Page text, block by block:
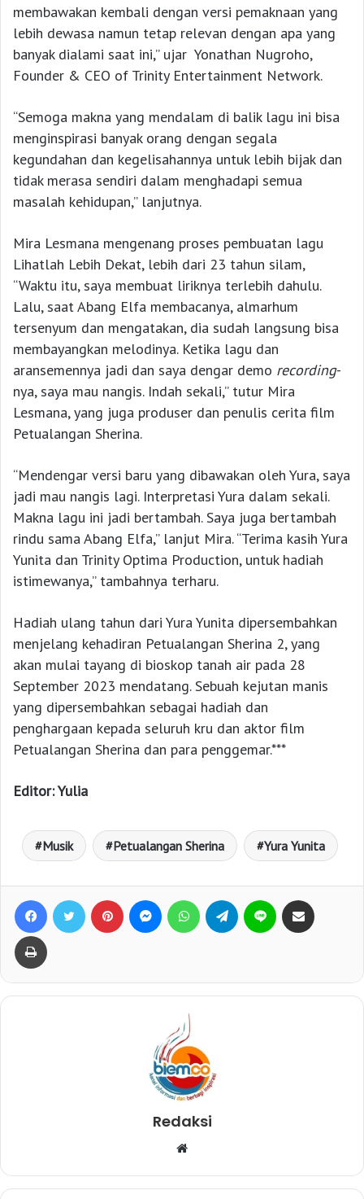
membawakan kembali dengan versi pemaknaan yang
lebih dewasa namun tetap relevan dengan apa yang
banyak dialami saat ini,” ujar Yonathan Nugroho,
Founder & CEO of Trinity Entertainment Network.
“Semoga makna yang mendalam di balik lagu ini bisa
menginspirasi banyak orang dengan segala
kegundahan dan kegelisahannya untuk lebih bijak dan
tidak merasa sendiri dalam menghadapi semua
masalah kehidupan,” lanjutnya.
Mira Lesmana mengenang proses pembuatan lagu
Lihatlah Lebih Dekat, lebih dari 23 tahun silam,
“Waktu itu, saya membuat liriknya terlebih dahulu.
Lalu, saat Abang Elfa membacanya, almarhum
tersenyum dan mengatakan, dia sudah langsung bisa
membayangkan melodinya. Ketika lagu dan
aransemennya jadi dan saya dengar demo recording-
nya, saya mau nangis. Indah sekali,” tutur Mira
Lesmana, yang juga produser dan penulis cerita film
Petualangan Sherina.
“Mendengar versi baru yang dibawakan oleh Yura, saya
jadi mau nangis lagi. Interpretasi Yura dalam sekali.
Makna lagu ini jadi bertambah. Saya juga bertambah
rindu sama Abang Elfa,” lanjut Mira. “Terima kasih Yura
Yunita dan Trinity Optima Production, untuk hadiah
istimewanya,” tambahnya terharu.
Hadiah ulang tahun dari Yura Yunita dipersembahkan
menjelang kehadiran Petualangan Sherina 2, yang
akan mulai tayang di bioskop tanah air pada 28
September 2023 mendatang. Sebuah kejutan manis
yang dipersembahkan sebagai hadiah dan
penghargaan kepada seluruh kru dan aktor film
Petualangan Sherina dan para penggemar.***
Editor: Yulia
Musik Petualangan Sherina Yura Yunita
Redaksi
b